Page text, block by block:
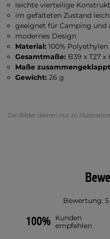
leichte vierteilige
im gefalteten Zustand
geeignet für Camping und
modernes Design
Material:100% Polyethylen
Gesamtmaße: B39 x T27 x
Maße
Gewicht: 26 g
Die Bilder dienen nur zu
Bewertung: 5
100%
Kunden
empfehlen